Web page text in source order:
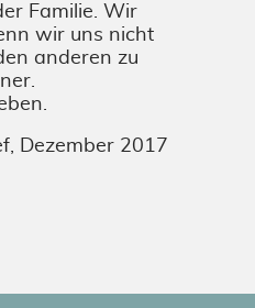
Familie. Wir
wir uns nicht
anderen zu
Dezember 2017